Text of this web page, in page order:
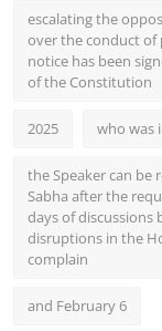
escalating the
over the conduct of
notice has been
of the Constitution
2025 who was
the Speaker can be
Sabha after the
days of discussions
disruptions in the
complain
and February 6